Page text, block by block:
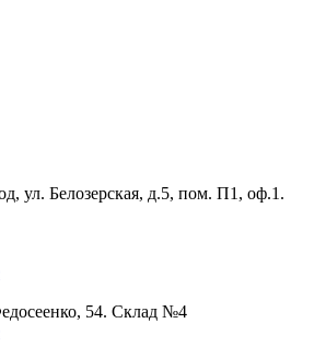
ул. Белозерская, д.5, пом. П1, оф.1.
54. Склад №4